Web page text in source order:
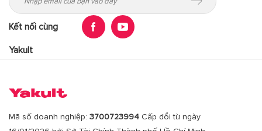
Kết nối cùng
Yakult
Mã số doanh nghiệp: 3700723994 Cấp đổi từ ngày